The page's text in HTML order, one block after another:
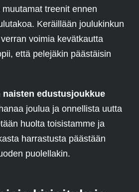
treenit ennen
Keräillään joulukinkun
voimia kevätkautta
että pelejäkin päästäisin
naisten edustusjoukkue
joulua ja onnellista uutta
huolta toisistamme ja
harrastusta päästään
puolellakin.